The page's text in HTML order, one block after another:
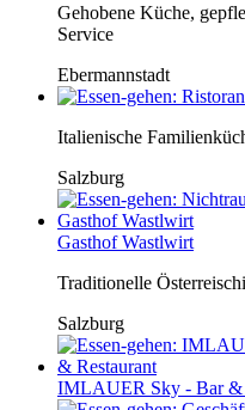
Gehobene Küche,
Service
Ebermannstadt
Italienische
Salzburg
Gasthof Wastlwirt
Traditionelle
Salzburg
IMLAUER Sky - Bar &